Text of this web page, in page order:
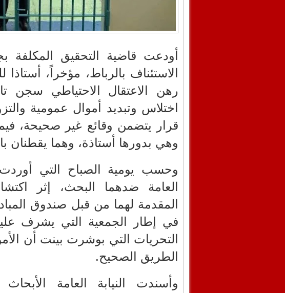
أودعت قاضية التحقيق المكلفة
الاستئناف بالرباط، مؤخراً، أستاذا
رهن الاعتقال الاحتياطي سجن
اختلاس وتبديد أموال عمومية
قرار يتضمن وقائع غير صحيحة،
وهي بدورها أستاذة، وهما يقطنان
وحسب يومية الصباح التي أوردت
العامة ضدهما البحث، إثر
المقدمة لهما من قبل صندوق
في إطار الجمعية التي يشرف
التحريات التي بوشرت بينت أن
الطريق الصحيح.
وأسندت النيابة العامة الأبحاث